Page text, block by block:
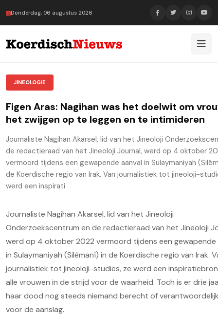
Donderdag, 06 augustus 2026
JINEOLOGIE
Figen Aras: Nagihan was het doelwit om
het zwijgen op te leggen en te intimideren
Journaliste Nagihan Akarsel, lid van het Jineoloji
de redactieraad van het Jineoloji Journal, werd op 4 oktober
vermoord tijdens een gewapende aanval in Sulaymaniyah
de Koerdische regio van Irak. Van journalistiek tot jineoloji-
werd een inspirati
Journaliste Nagihan Akarsel, lid van het Jineoloji
Onderzoekscentrum en de redactieraad van het Jineoloji
werd op 4 oktober 2022 vermoord tijdens een gewapende
in Sulaymaniyah (Silêmanî) in de Koerdische regio van Irak.
journalistiek tot jineoloji-studies, ze werd een
alle vrouwen in de strijd voor de waarheid. Toch is er drie
haar dood nog steeds niemand berecht of
voor de aanslag.